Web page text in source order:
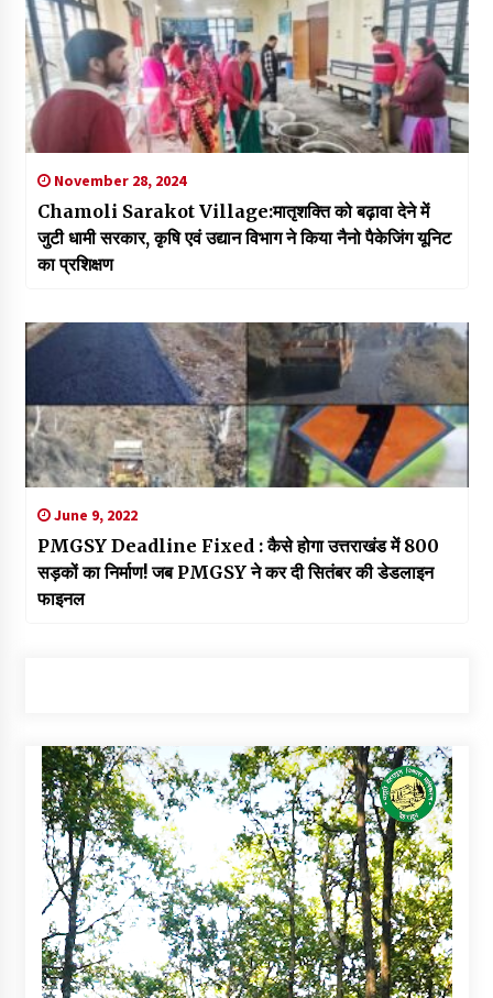
November 28, 2024
Chamoli Sarakot Village:मातृशक्ति को बढ़ावा देने में
जुटी धामी सरकार, कृषि एवं उद्यान विभाग ने किया नैनो पैकेजिंग यूनिट
का प्रशिक्षण
June 9, 2022
PMGSY Deadline Fixed : कैसे होगा उत्तराखंड में 800
सड़कों का निर्माण! जब PMGSY ने कर दी सितंबर की डेडलाइन
फाइनल